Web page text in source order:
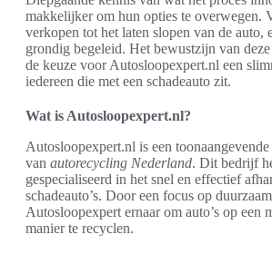
makkelijker om hun opties te overwegen.
verkopen tot het laten slopen van de auto,
grondig begeleid. Het bewustzijn van
de keuze voor Autosloopexpert.nl een
iedereen die met een schadeauto zit.
Wat is Autosloopexpert.nl?
Autosloopexpert.nl is een
van autorecycling Nederland. Dit bedrijf
gespecialiseerd in het snel en effectief
schadeauto’s. Door een focus op
Autosloopexpert ernaar om auto’s op een
manier te recyclen.